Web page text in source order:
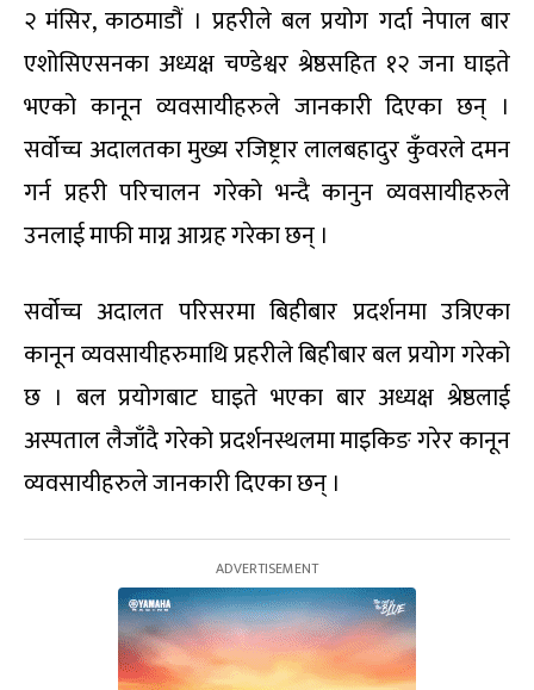
२ मंसिर, काठमाडौं । प्रहरीले बल प्रयोग गर्दा नेपाल बार
एशोसिएसनका अध्यक्ष चण्डेश्वर श्रेष्ठसहित १२ जना घाइते
भएको कानून व्यवसायीहरुले जानकारी दिएका छन् ।
सर्वोच्च अदालतका मुख्य रजिष्ट्रार लालबहादुर कुँवरले दमन
गर्न प्रहरी परिचालन गरेको भन्दै कानुन व्यवसायीहरुले
उनलाई माफी माग्न आग्रह गरेका छन् ।
सर्वोच्च अदालत परिसरमा बिहीबार प्रदर्शनमा उत्रिएका
कानून व्यवसायीहरुमाथि प्रहरीले बिहीबार बल प्रयोग गरेको
छ । बल प्रयोगबाट घाइते भएका बार अध्यक्ष श्रेष्ठलाई
अस्पताल लैजाँदै गरेको प्रदर्शनस्थलमा माइकिङ गरेर कानून
व्यवसायीहरुले जानकारी दिएका छन् ।